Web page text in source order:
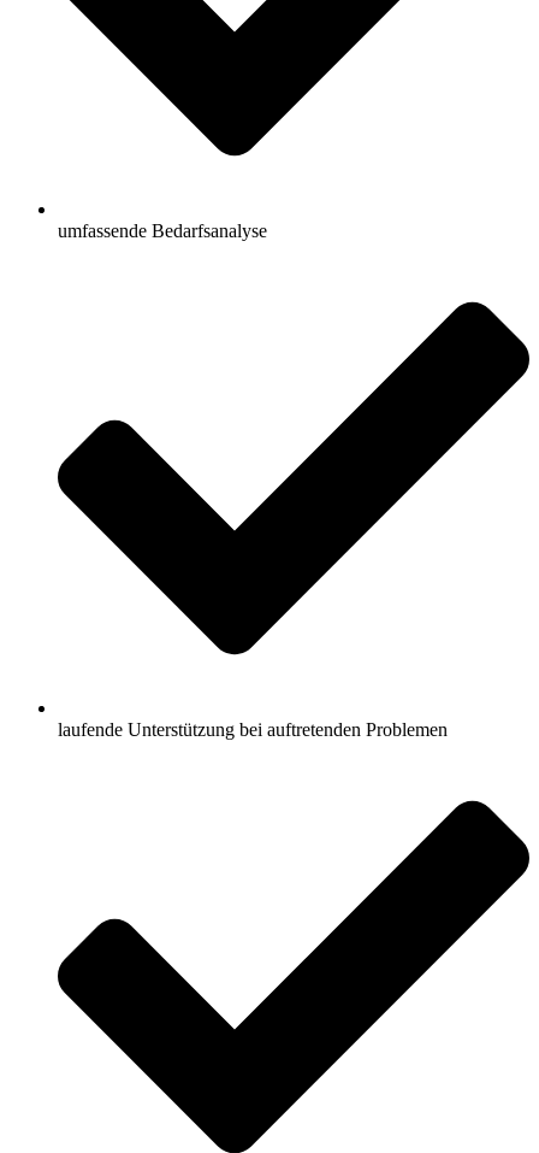
umfassende Bedarfsanalyse
laufende Unterstützung bei auftretenden Problemen